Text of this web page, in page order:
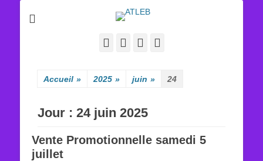
ATLEB
FacebookYouTube
Accueil » 2025 » juin » 24
Jour : 24 juin 2025
Vente Promotionnelle samedi 5
juillet